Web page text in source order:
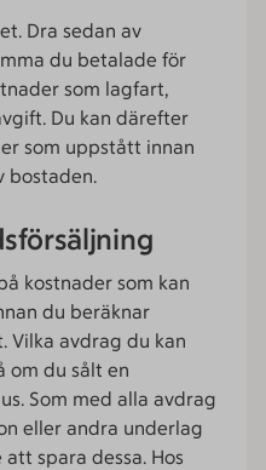
Dra sedan av
du betalade för
som lagfart,
Du kan därefter
som uppstått innan
bostaden.
kostnader som kan
du beräknar
Vilka avdrag du kan
om du sålt en
Som med alla avdrag
eller andra underlag
spara dessa. Hos